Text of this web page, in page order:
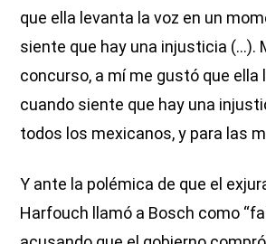
que ella levanta la voz en un
siente que hay una injusticia (...).
concurso, a mí me gustó que ella
cuando siente que hay una
todos los mexicanos, y para las
Y ante la polémica de que el
Harfouch llamó a Bosch como